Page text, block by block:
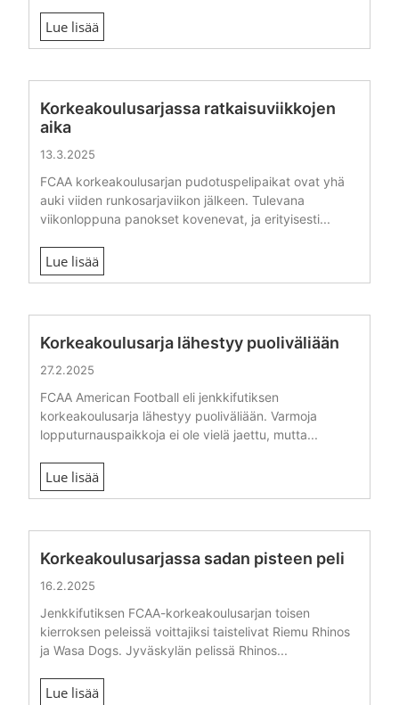
Lue lisää
Korkeakoulusarjassa ratkaisuviikkojen
aika
13.3.2025
FCAA korkeakoulusarjan pudotuspelipaikat ovat yhä
auki viiden runkosarjaviikon jälkeen. Tulevana
viikonloppuna panokset kovenevat, ja erityisesti...
Lue lisää
Korkeakoulusarja lähestyy puoliväliään
27.2.2025
FCAA American Football eli jenkkifutiksen
korkeakoulusarja lähestyy puoliväliään. Varmoja
lopputurnauspaikkoja ei ole vielä jaettu, mutta...
Lue lisää
Korkeakoulusarjassa sadan pisteen peli
16.2.2025
Jenkkifutiksen FCAA-korkeakoulusarjan toisen
kierroksen peleissä voittajiksi taistelivat Riemu Rhinos
ja Wasa Dogs. Jyväskylän pelissä Rhinos...
Lue lisää